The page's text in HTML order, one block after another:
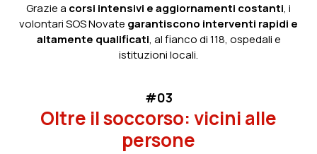
Grazie a corsi intensivi e aggiornamenti costanti, i
volontari SOS Novate garantiscono interventi rapidi e
altamente qualificati, al fianco di 118, ospedali e
istituzioni locali.
#03
Oltre il soccorso: vicini alle
persone